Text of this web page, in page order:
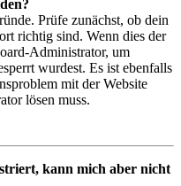
Prüfe zunächst, ob dein
richtig sind. Wenn dies der
Administrator, um
wurdest. Es ist ebenfalls
mit der Website
lösen muss.
kann mich aber nicht